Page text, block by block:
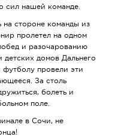
сил нашей команде.
на стороне команды из
пролетел на одном
и разочарованию
детских домов Дальнего
провели эти
За столь
болеть и
поле.
в Сочи, не